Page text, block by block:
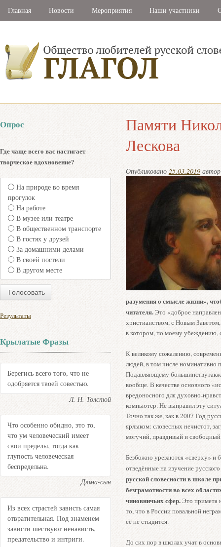
Главная Новости Мероприятия Наши участники
Памяти
Лескова
Опубликовано 25.03.2019
разумения о смысле жизни»,
читателя.Это «доброе
христианством, с Новым
в котором, по моему убеждению,
К великому сожалению,
людей, в том числе номинативно
Подавляющему
вообще. В качестве основного
вредоносного для духовно-
компьютер. Не выправил эту
Точно так же, как в 2007 Год
ярлыком: словесных нечистот,
могучий, правдивый и
Безбожно урезаются «сверху» и
отведённые на изучение
русской словесности в школе
безграмотности во всех
чиновничьих сфер.Это примета
то, что в России повальной
её не стыдится.
До сих пор в школах учат в
Опрос
Где чаще всего вас настигает
творческое вдохновение?
На природе во время
прогулок
На работе
В музее или театре
В общественном транспорте
В гостях у друзей
За домашними делами
В своей постели
В другом месте
Результаты
Крылатые Фразы
Берегись всего того, что не
одобряется твоей совестью.
Л. Н. Толстой
Что особенно обидно, это то,
что ум человеческий имеет
свои пределы, тогда как
глупость человеческая
беспредельна.
Дюма-сын
Из всех страстей зависть самая
отвратительная. Под знаменем
зависти шествуют ненависть,
предательство и интриги.